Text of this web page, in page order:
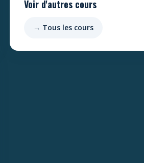
Voir d'autres cours
→ Tous les cours